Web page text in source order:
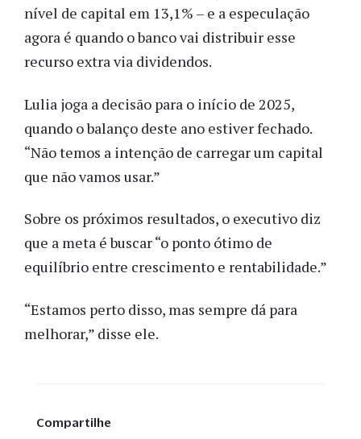
nível de capital em 13,1% – e a especulação
agora é quando o banco vai distribuir esse
recurso extra via dividendos.
Lulia joga a decisão para o início de 2025,
quando o balanço deste ano estiver fechado.
“Não temos a intenção de carregar um capital
que não vamos usar.”
Sobre os próximos resultados, o executivo diz
que a meta é buscar “o ponto ótimo de
equilíbrio entre crescimento e rentabilidade.”
“Estamos perto disso, mas sempre dá para
melhorar,” disse ele.
Compartilhe